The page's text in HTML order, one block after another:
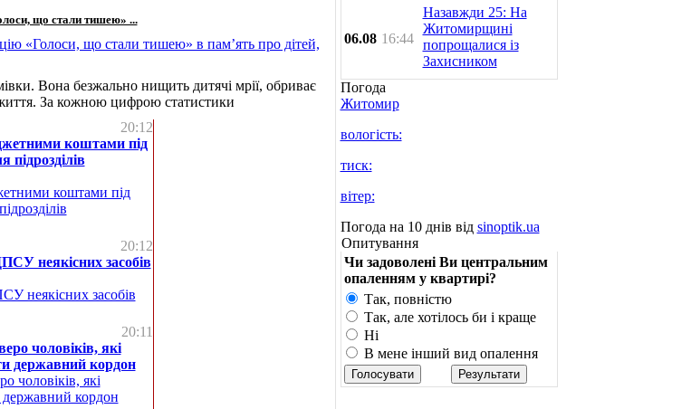
що стали тишею» ...
Вона безжально нищить дитячі мрії, обриває
За кожною цифрою статистики
20:12
коштами під
підрозділів
коштами під
20:12
неякісних засобів
неякісних засобів
20:11
чоловіків, які
державний кордон
чоловіків, які
державний кордон
06.08 16:44
Назавжди 25: На
Житомирщині
попрощалися із
Захисником
Погода
Житомир
вологість:
тиск:
вітер:
Погода на 10 днів від sinoptik.ua
Опитування
Чи задоволені Ви центральним
опаленням у квартирі?
Так, повністю
Так, але хотілось би і краще
Ні
В мене інший вид опалення